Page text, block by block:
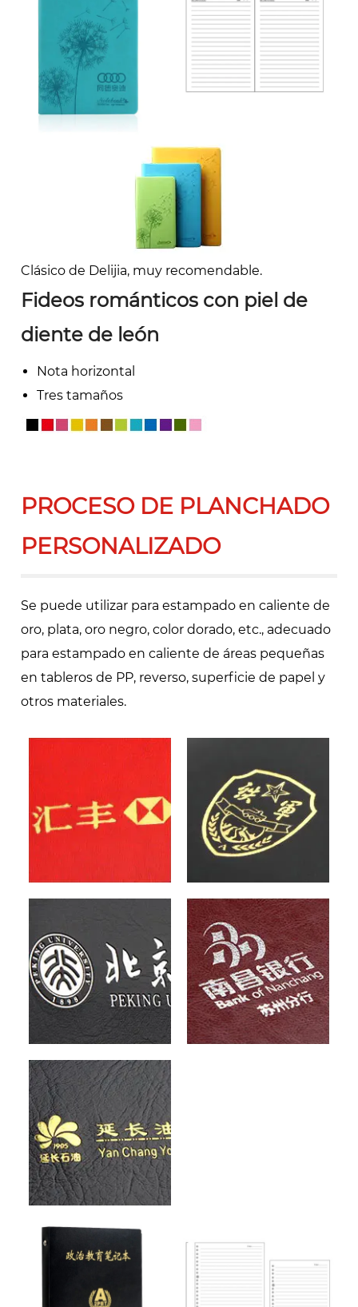
Clásico de Delijia, muy recomendable.
Fideos románticos con piel de
diente de león
Nota horizontal
Tres tamaños
PROCESO DE PLANCHADO
PERSONALIZADO
Se puede utilizar para estampado en caliente de
oro, plata, oro negro, color dorado, etc., adecuado
para estampado en caliente de áreas pequeñas
en tableros de PP, reverso, superficie de papel y
otros materiales.